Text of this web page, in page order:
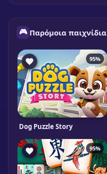
🎮 Παρόμοια παιχνίδια
95%
Dog Puzzle Story
95%